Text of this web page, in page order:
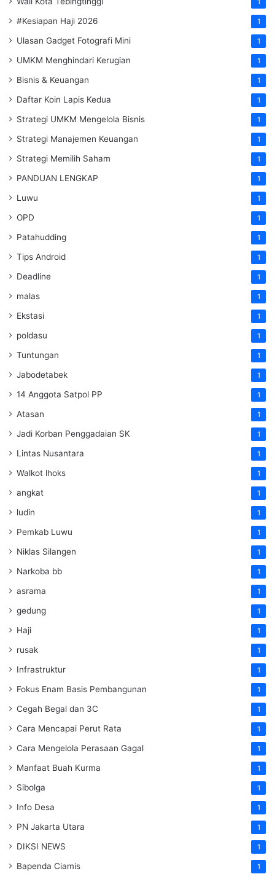
1
#Kesiapan Haji 2026 1
Ulasan Gadget Fotografi Mini 1
UMKM Menghindari Kerugian 1
Bisnis & Keuangan 1
Daftar Koin Lapis Kedua 1
Strategi UMKM Mengelola Bisnis 1
Strategi Manajemen Keuangan 1
Strategi Memilih Saham 1
PANDUAN LENGKAP 1
Luwu 1
OPD 1
Patahudding 1
Tips Android 1
Deadline 1
malas 1
Ekstasi 1
poldasu 1
Tuntungan 1
Jabodetabek 1
14 Anggota Satpol PP 1
Atasan 1
Jadi Korban Penggadaian SK 1
Lintas Nusantara 1
Walkot lhoks 1
angkat 1
ludin 1
Pemkab Luwu 1
Niklas Silangen 1
Narkoba bb 1
asrama 1
gedung 1
Haji 1
rusak 1
Infrastruktur 1
Fokus Enam Basis Pembangunan 1
Cegah Begal dan 3C 1
Cara Mencapai Perut Rata 1
Cara Mengelola Perasaan Gagal 1
Manfaat Buah Kurma 1
Sibolga 1
Info Desa 1
PN Jakarta Utara 1
DIKSI NEWS 1
Bapenda Ciamis 1